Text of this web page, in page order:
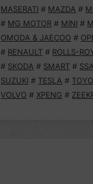
MASERATI # MAZDA #
# MG MOTOR # MINI #
OMODA & JAECOO #
# RENAULT # ROLLS-
# SKODA # SMART #
SUZUKI # TESLA #
VOLVO # XPENG #